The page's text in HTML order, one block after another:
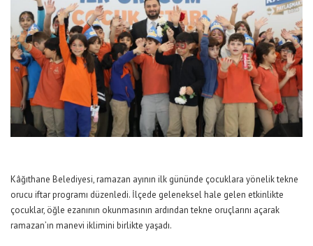
Kâğıthane Belediyesi, ramazan ayının ilk gününde çocuklara yönelik tekne
orucu iftar programı düzenledi. İlçede geleneksel hale gelen etkinlikte
çocuklar, öğle ezanının okunmasının ardından tekne oruçlarını açarak
ramazan’ın manevi iklimini birlikte yaşadı.